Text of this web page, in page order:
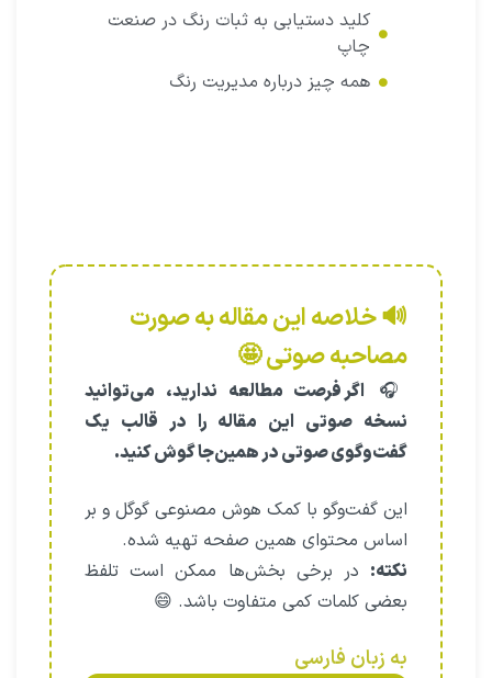
کلید دستیابی به ثبات رنگ در صنعت
چاپ
همه چیز درباره مدیریت رنگ
🔊 خلاصه این مقاله به صورت
مصاحبه صوتی 🤩
🎧 اگر فرصت مطالعه ندارید، می‌توانید
نسخه صوتی این مقاله را در قالب یک
گفت‌وگوی صوتی در همین‌جا گوش کنید.
این گفت‌وگو با کمک هوش مصنوعی گوگل و بر
اساس محتوای همین صفحه تهیه شده.
نکته: در برخی بخش‌ها ممکن است تلفظ
بعضی کلمات کمی متفاوت باشد. 😄
به زبان فارسی